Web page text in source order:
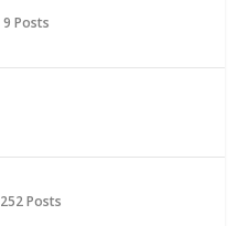
9 Posts
252 Posts